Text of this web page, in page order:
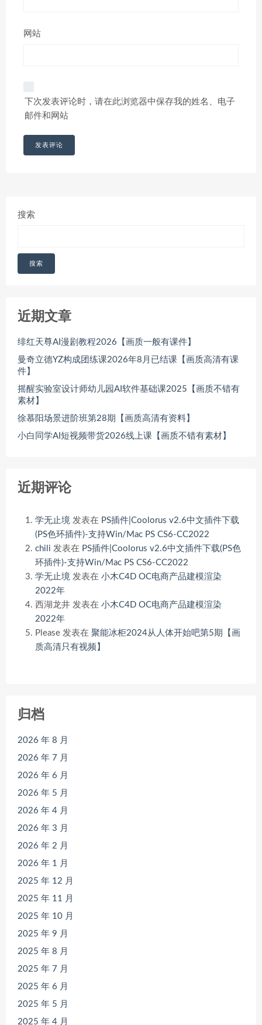
网站
下次发表评论时，请在此浏览器中保存我的姓名、电子
邮件和网站
搜索
搜索
近期文章
绯红天尊AI漫剧教程2026【画质一般有课件】
曼奇立德YZ构成团练课2026年8月已结课【画质高清有课
件】
摇醒实验室设计师幼儿园AI软件基础课2025【画质不错有
素材】
徐慕阳场景进阶班第28期【画质高清有资料】
小白同学AI短视频带货2026线上课【画质不错有素材】
近期评论
学无止境 发表在 PS插件|Coolorus v2.6中文插件下载
(PS色环插件)-支持Win/Mac PS CS6-CC2022
chili 发表在 PS插件|Coolorus v2.6中文插件下载(PS色
环插件)-支持Win/Mac PS CS6-CC2022
学无止境 发表在 小木C4D OC电商产品建模渲染
2022年
西湖龙井 发表在 小木C4D OC电商产品建模渲染
2022年
Please 发表在 聚能冰柜2024从人体开始吧第5期【画
质高清只有视频】
归档
2026 年 8 月
2026 年 7 月
2026 年 6 月
2026 年 5 月
2026 年 4 月
2026 年 3 月
2026 年 2 月
2026 年 1 月
2025 年 12 月
2025 年 11 月
2025 年 10 月
2025 年 9 月
2025 年 8 月
2025 年 7 月
2025 年 6 月
2025 年 5 月
2025 年 4 月